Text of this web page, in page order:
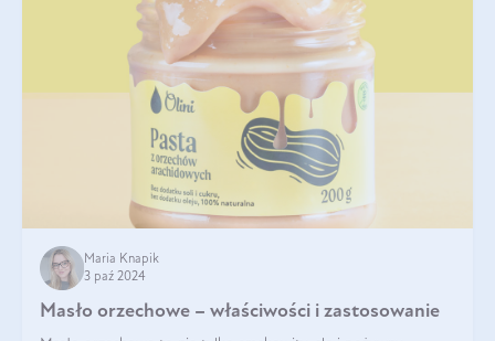
Maria Knapik
3 paź 2024
Masło orzechowe – właściwości i zastosowanie